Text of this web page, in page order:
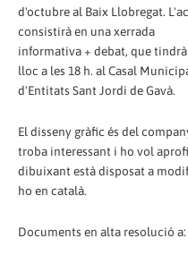
d'octubre al Baix Llobregat.
consistirà en una xerrada
informativa + debat, que tindrà
lloc a les 18 h. al Casal
d'Entitats Sant Jordi de Gavà.
El disseny gràfic és del
troba interessant i ho vol
dibuixant està disposat a
ho en català.
Documents en alta resolució a: